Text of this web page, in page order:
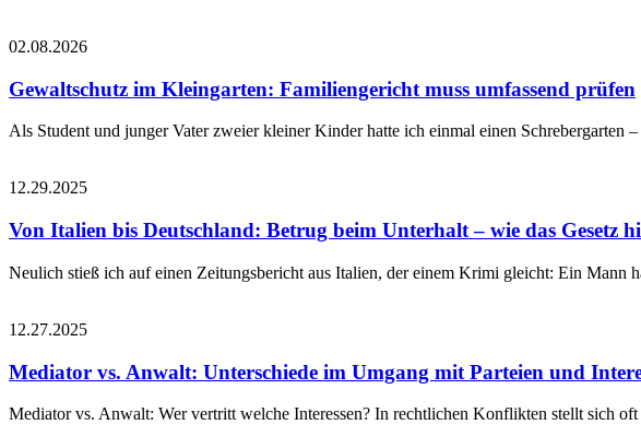
02.08.2026
Gewaltschutz im Kleingarten: Familiengericht muss umfassend prüfen
Als Student und junger Vater zweier kleiner Kinder hatte ich einmal einen Schrebergarten
12.29.2025
Von Italien bis Deutschland: Betrug beim Unterhalt – wie das Gesetz
Neulich stieß ich auf einen Zeitungsbericht aus Italien, der einem Krimi gleicht: Ein Mann
12.27.2025
Mediator vs. Anwalt: Unterschiede im Umgang mit Parteien und
Mediator vs. Anwalt: Wer vertritt welche Interessen? In rechtlichen Konflikten stellt sich